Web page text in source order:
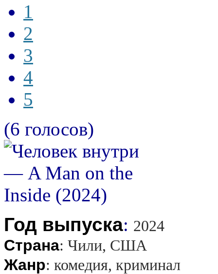
1
2
3
4
5
(6 голосов)
Год выпуска: 2024
Страна: Чили, США
Жанр: комедия, криминал